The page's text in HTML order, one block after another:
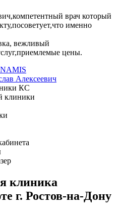
врач который
именно
вежливый
цены.
Алексеевич
клиника
г. Ростов-на-Дону